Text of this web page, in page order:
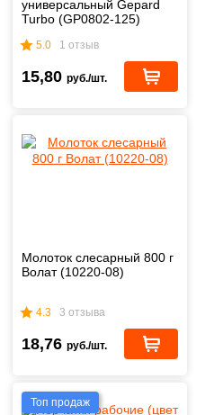
универсальный Gepard
Turbo (GP0802-125)
5.0 1 отзыв
15,80 руб./шт.
Молоток слесарный 800 г
Волат (10220-08)
4.3 3 отзыва
18,76 руб./шт.
Топ продаж